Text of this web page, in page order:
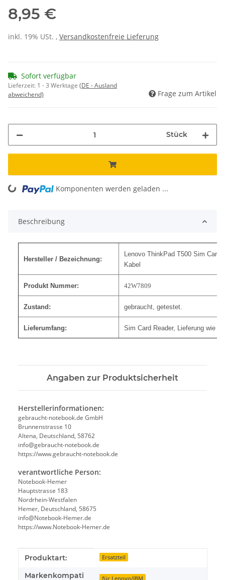
8,95 €
inkl. 19% USt. , Versandkostenfreie Lieferung
Sofort verfügbar
Lieferzeit: 1 - 3 Werktage (DE - Ausland
abweichend)
Frage zum Artikel
Stück
Loading... Komponenten werden geladen ...
Beschreibung
Hersteller / Bezeichnung:
Lenovo ThinkPad T500 Sim Card
Kabel
Produkt Nummer: 42W7809
Zustand: gebraucht, getestet.
Lieferumfang: Sim Card Reader, Lieferung wie
Angaben zur Produktsicherheit
Herstellerinformationen:
gebraucht-notebook.de GmbH
Brunnenstrasse 10
Altena, Deutschland, 58762
info@gebraucht-notebook.de
https://www.gebraucht-notebook.de
verantwortliche Person:
Notebook-Hemer
Hauptstrasse 183
Nordrhein-Westfalen
Hemer, Deutschland, 58675
info@Notebook-Hemer.de
https://www.Notebook-Hemer.de
Produkteigenschaft
Wert
Produktart: Ersatzteil
Markenkompati
für Lenovo/IBM